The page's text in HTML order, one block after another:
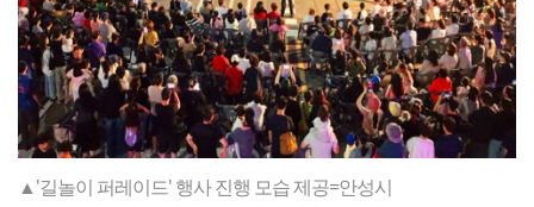
▲'길놀이 퍼레이드' 행사 진행 모습 제공=안성시